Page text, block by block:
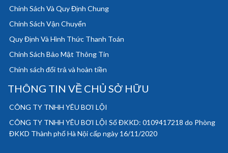
Chính Sách Và Quy Định Chung
Chính Sách Vận Chuyển
Quy Định Và Hình Thức Thanh Toán
Chính Sách Bảo Mật Thông Tin
Chính sách đổi trả và hoàn tiền
THÔNG TIN VỀ CHỦ SỞ HỮU
CÔNG TY TNHH YÊU BƠI LỘI
CÔNG TY TNHH YÊU BƠI LỘI Số ĐKKD: 0109417218 do Phòng
ĐKKD Thành phố Hà Nội cấp ngày 16/11/2020